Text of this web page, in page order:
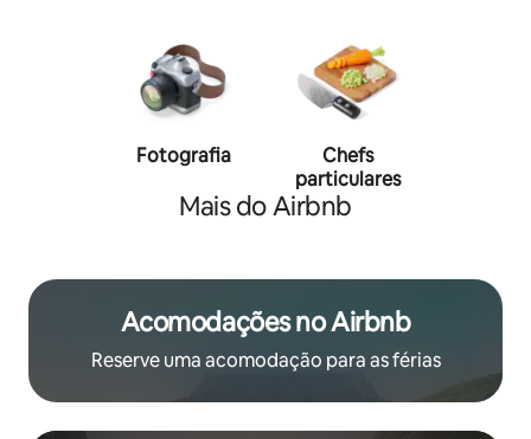
Fotografia
Chefs
particulares
Mais do Airbnb
Acomodações no Airbnb
Reserve uma acomodação para as férias